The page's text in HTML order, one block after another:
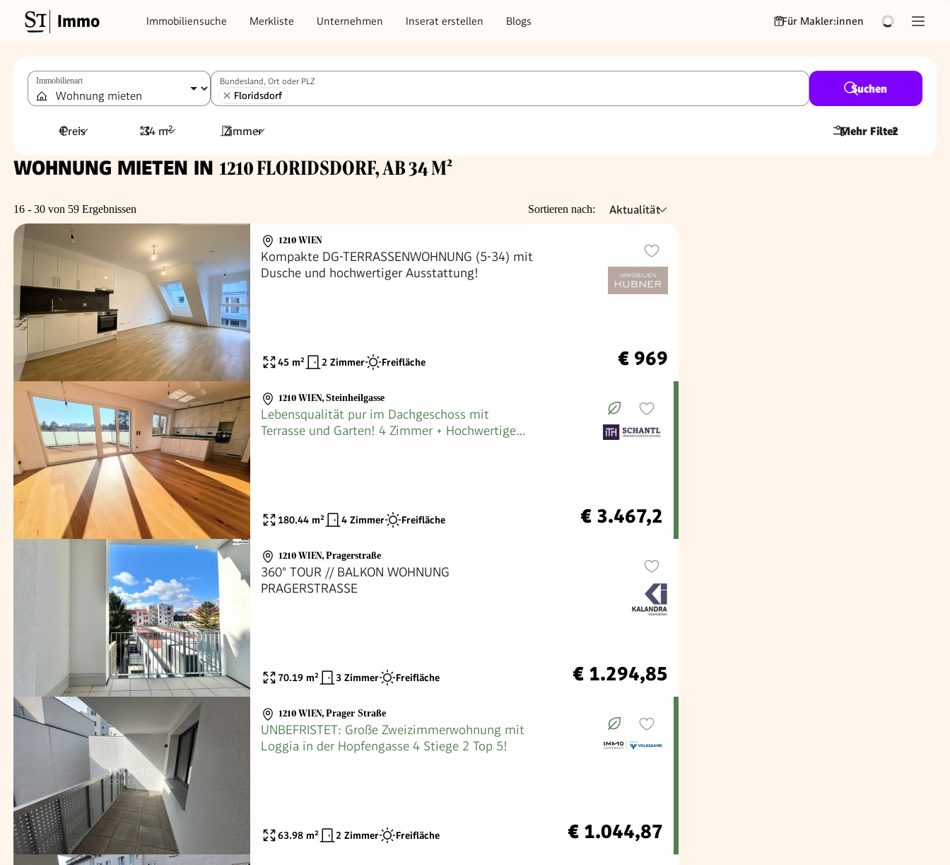
Immo Immobiliensuche Merkliste Unternehmen Inserat erstellen Blogs Für Makler:innen
Immobilienart Bundesland, Ort oder PLZ
Floridsdorf
Suchen
Preis 34 m² Zimmer Mehr Filter
2
WOHNUNG MIETEN IN 1210 FLORIDSDORF, AB 34 M²
16 - 30 von 59 Ergebnissen Sortieren nach: Aktualität
1210 WIEN
Kompakte DG-TERRASSENWOHNUNG (5-34) mit
Dusche und hochwertiger Ausstattung!
45 m² 2 Zimmer Freifläche € 969
1210 WIEN, Steinheilgasse
Lebensqualität pur im Dachgeschoss mit
Terrasse und Garten! 4 Zimmer + Hochwertige
180.44 m² 4 Zimmer Freifläche € 3.467,2
1210 WIEN, Pragerstraße
360° TOUR // BALKON WOHNUNG
PRAGERSTRASSE
70.19 m² 3 Zimmer Freifläche € 1.294,85
1210 WIEN, Prager Straße
UNBEFRISTET: Große Zweizimmerwohnung mit
Loggia in der Hopfengasse 4 Stiege 2 Top 5!
63.98 m² 2 Zimmer Freifläche € 1.044,87